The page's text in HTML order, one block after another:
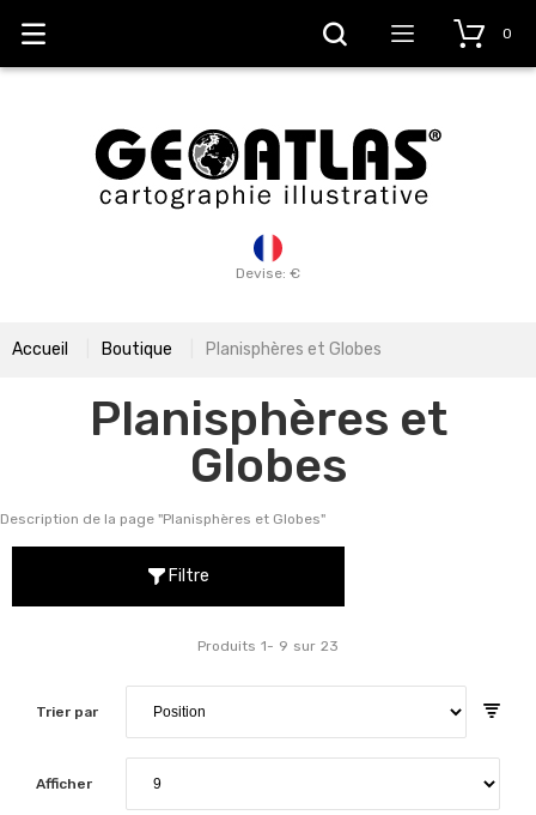
Devise: €
0
Accueil Boutique Planisphères et Globes
Planisphères et
Globes
Description de la page "Planisphères et Globes"
Filtre
Trier par
Produits 1- 9 sur 23
Afficher